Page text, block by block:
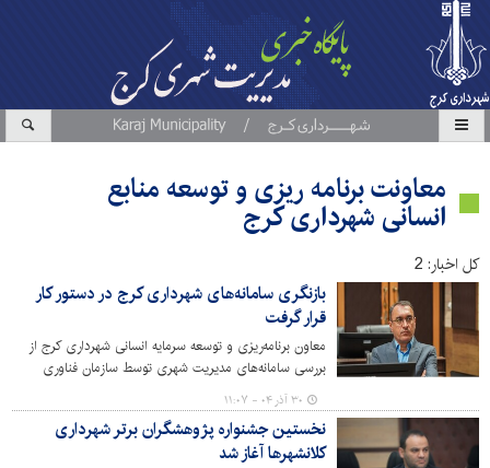
معاونت برنامه ریزی و توسعه منابع
انسانی شهرداری کرج
کل اخبار: 2
بازنگری سامانه‌های شهرداری کرج در دستور کار
قرار گرفت
معاون برنامه‌ریزی و توسعه سرمایه انسانی شهرداری کرج از
بررسی سامانه‌های مدیریت شهری توسط سازمان فناوری
اطلاعات و ارتباطات این دستگاه خبر داد.
۳۰ آذر ۰۴ - ۱۱:۰۷
نخستین جشنواره پژوهشگران برتر شهرداری
کلانشهرها آغاز شد